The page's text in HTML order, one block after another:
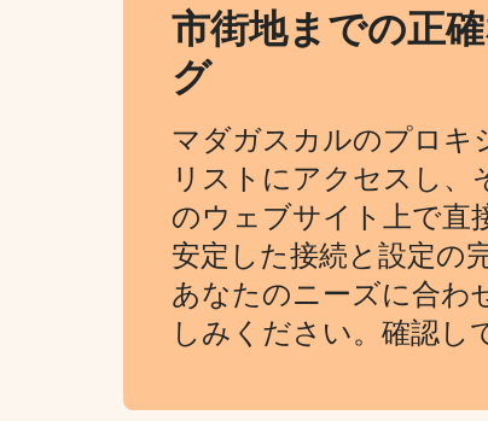
市街地までの正
グ
マダガスカルのプロキ
リストにアクセスし、
のウェブサイト上で直
安定した接続と設定の
あなたのニーズに合わ
しみください。確認し